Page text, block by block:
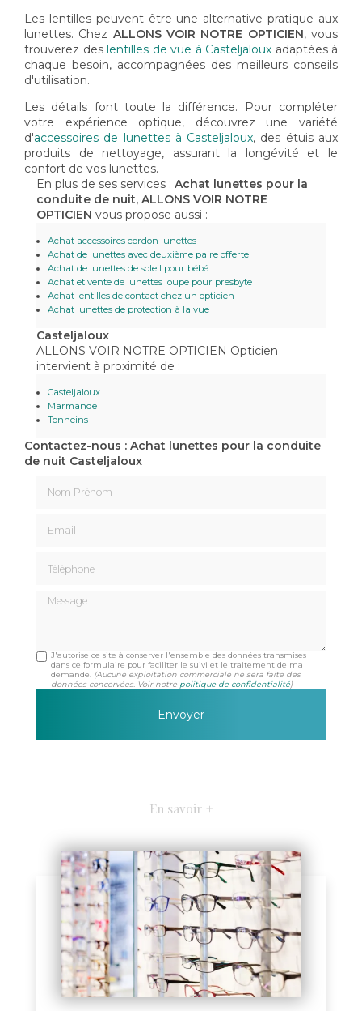
Les lentilles peuvent être une alternative pratique aux
lunettes. Chez ALLONS VOIR NOTRE OPTICIEN, vous
trouverez des lentilles de vue à Casteljaloux adaptées à
chaque besoin, accompagnées des meilleurs conseils
d'utilisation.
Les détails font toute la différence. Pour compléter
votre expérience optique, découvrez une variété
d'accessoires de lunettes à Casteljaloux, des étuis aux
produits de nettoyage, assurant la longévité et le
confort de vos lunettes.
En plus de ses services : Achat lunettes pour la
conduite de nuit, ALLONS VOIR NOTRE
OPTICIEN vous propose aussi :
Achat accessoires cordon lunettes
Achat de lunettes avec deuxième paire offerte
Achat de lunettes de soleil pour bébé
Achat et vente de lunettes loupe pour presbyte
Achat lentilles de contact chez un opticien
Achat lunettes de protection à la vue
Casteljaloux
ALLONS VOIR NOTRE OPTICIEN Opticien
intervient à proximité de :
Casteljaloux
Marmande
Tonneins
Contactez-nous : Achat lunettes pour la conduite
de nuit Casteljaloux
Message
J'autorise ce site à conserver l'ensemble des données transmises
dans ce formulaire pour faciliter le suivi et le traitement de ma
demande. (Aucune exploitation commerciale ne sera faite des
données concervées. Voir notre politique de confidentialité)
En savoir +